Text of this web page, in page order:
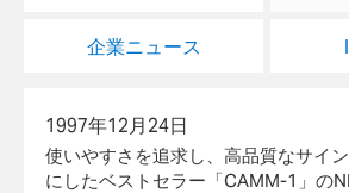
企業ニュース
1997年12月24日
使いやすさを追求し、高品質なサイ
にしたベストセラー「CAMM-1」の